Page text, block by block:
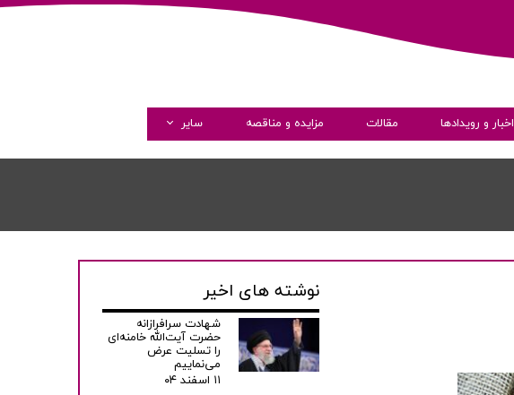
اخبار و رویدادها مقالات مزایده و مناقصه سایر
همکاری با ما
نوشته های اخیر
شهادت سرافرازانه
حضرت آیت‌الله خامنه‌ای
را تسلیت عرض
می‌نماییم
۱۱ اسفند ۰۴